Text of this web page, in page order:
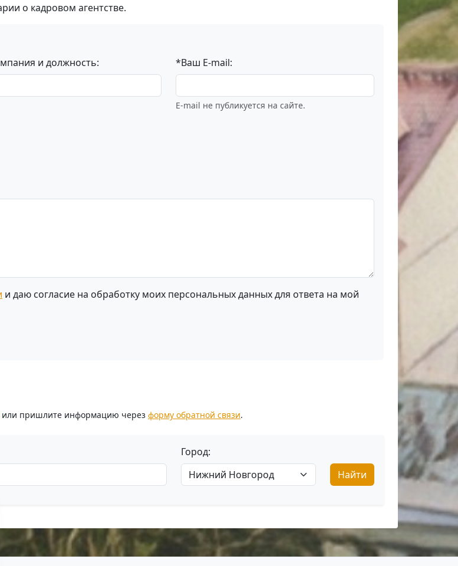
о кадровом агентстве.
и должность: *Ваш E-mail:
E-mail не публикуется на сайте.
и даю согласие на обработку моих персональных данных для ответа на мой
или пришлите информацию через форму обратной связи.
Город:
Найти